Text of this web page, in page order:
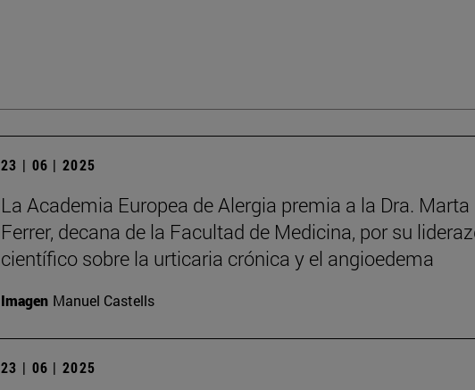
23 | 06 | 2025
La Academia Europea de Alergia premia a la Dra. Marta
Ferrer, decana de la Facultad de Medicina, por su
científico sobre la urticaria crónica y el angioedema
Imagen Manuel Castells
23 | 06 | 2025